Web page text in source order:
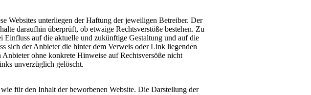
Websites unterliegen der Haftung der jeweiligen Betreiber. Der
daraufhin überprüft, ob etwaige Rechtsverstöße bestehen. Zu
auf die aktuelle und zukünftige Gestaltung und auf die
sich der Anbieter die hinter dem Verweis oder Link liegenden
ohne konkrete Hinweise auf Rechtsversöße nicht
unverzüglich gelöscht.
für den Inhalt der beworbenen Website. Die Darstellung der